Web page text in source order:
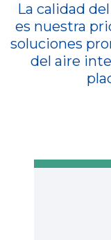
La calidad
es nuestra
soluciones
del aire